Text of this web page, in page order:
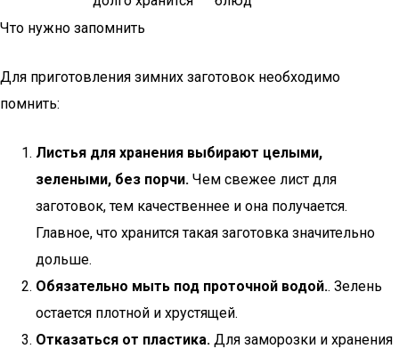
Что нужно запомнить
Для приготовления зимних заготовок необходимо
помнить:
Листья для хранения выбирают целыми,
зелеными, без порчи. Чем свежее лист для
заготовок, тем качественнее и она получается.
Главное, что хранится такая заготовка значительно
дольше.
Обязательно мыть под проточной водой.. Зелень
остается плотной и хрустящей.
Отказаться от пластика. Для заморозки и хранения